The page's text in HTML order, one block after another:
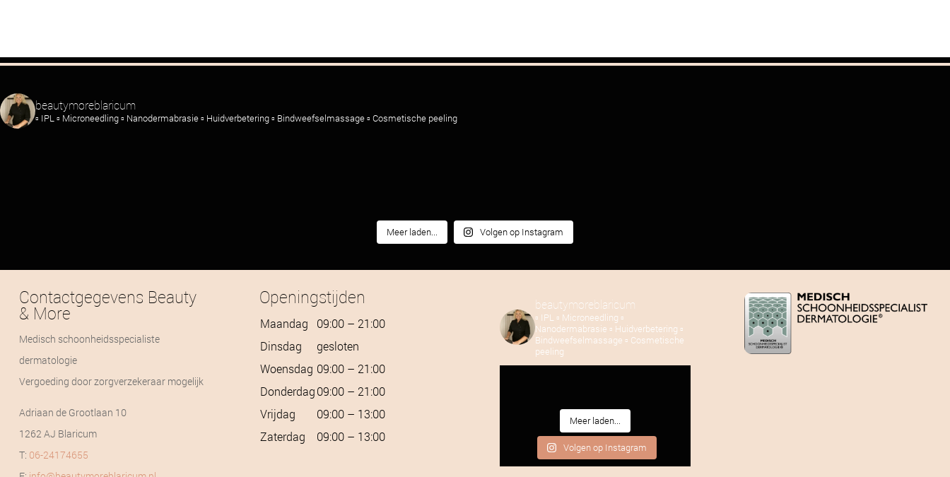
beautymoreblaricum
▫️ IPL▫️ Microneedling▫️ Nanodermabrasie▫️ Huidverbetering▫️ Bindweefselmassage▫️ Cosmetische peeling
Meer laden... Volgen op Instagram
Contactgegevens Beauty
& More
Medisch schoonheidsspecialiste
dermatologie
Vergoeding door zorgverzekeraar mogelijk
Adriaan de Grootlaan 10
1262 AJ Blaricum
T: 06-24174655
Openingstijden
Maandag
09:00 – 21:00
Dinsdag
gesloten
Woensdag 09:00 – 21:00
Donderdag09:00 – 21:00
Vrijdag
09:00 – 13:00
Zaterdag
09:00 – 13:00
beautymoreblaricum
▫️ IPL ▫️ Microneedling ▫️
Nanodermabrasie ▫️ Huidverbetering ▫️
Bindweefselmassage ▫️ Cosmetische
peeling
Meer laden...
Volgen op Instagram